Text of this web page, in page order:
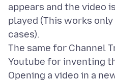
appears and the video
played (This works
cases).
The same for Channel
Youtube for inventing
Opening a video in a